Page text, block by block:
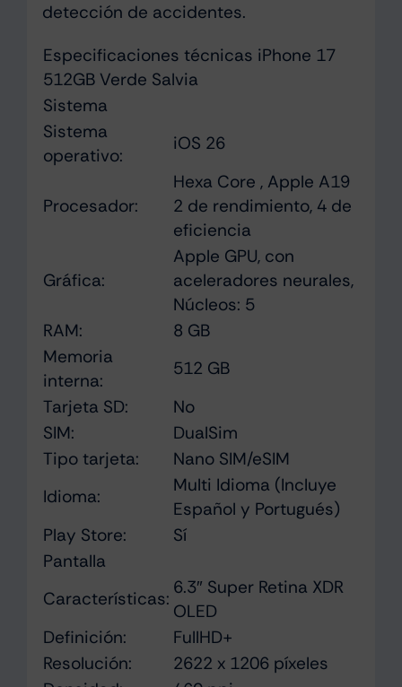
detección de accidentes.
Especificaciones técnicas iPhone 17
512GB Verde Salvia
Sistema
Sistema
operativo:
iOS 26
Procesador:
Hexa Core , Apple A19
2 de rendimiento, 4 de
eficiencia
Gráfica:
Apple GPU, con
aceleradores neurales,
Núcleos: 5
RAM:
8 GB
Memoria
interna:
512 GB
Tarjeta SD:
No
SIM:
DualSim
Tipo tarjeta:
Nano SIM/eSIM
Idioma:
Multi Idioma (Incluye
Español y Portugués)
Play Store:
Sí
Pantalla
Características:
6.3″ Super Retina XDR
OLED
Definición:
FullHD+
Resolución:
2622 x 1206 píxeles